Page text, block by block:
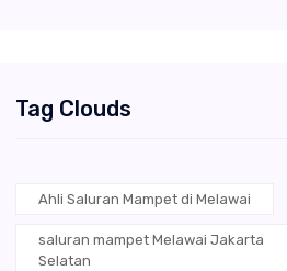
Tag Clouds
Ahli Saluran Mampet di Melawai
saluran mampet Melawai Jakarta
Selatan